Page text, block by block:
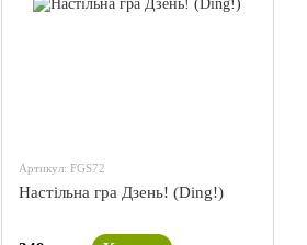
Артикул: FGS72
Настільна гра Дзень! (Ding!)